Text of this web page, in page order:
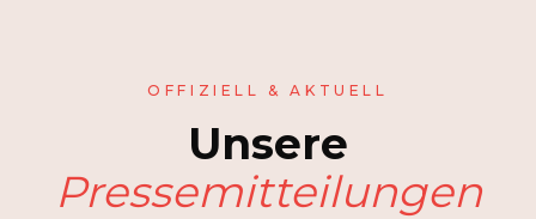
OFFIZIELL & AKTUELL
Unsere
Pressemitteilungen